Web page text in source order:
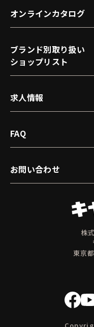
株
東京
オンラインカタログ
ブランド別取り扱い
ショップリスト
求人情報
FAQ
お問い合わせ